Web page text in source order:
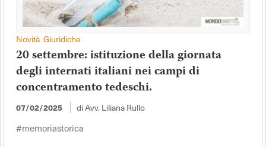
Novità Giuridiche
20 settembre: istituzione della giornata
degli internati italiani nei campi di
concentramento tedeschi.
07/02/2025 di Avv. Liliana Rullo
#memoriastorica